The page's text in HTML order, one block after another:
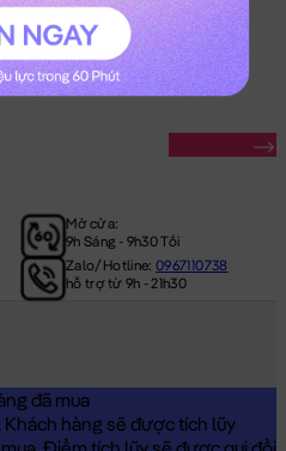
Hàng
Mở cửa:
9h Sáng - 9h30 Tối
Zalo/Hotline:0967110738
hỗ trợ từ 9h - 21h30
đã mua
hàng sẽ được tích lũy